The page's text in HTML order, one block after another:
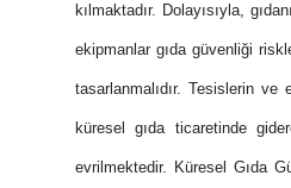
kılmaktadır. Dolayısıyla,
ekipmanlar gıda güvenliği
tasarlanmalıdır. Tesislerin ve
küresel gıda ticaretinde
evrilmektedir. Küresel Gıda